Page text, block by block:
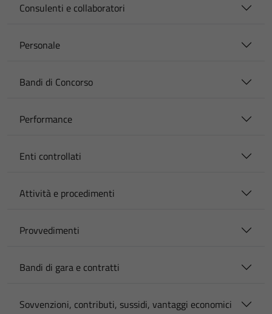
Consulenti e collaboratori
Personale
Bandi di Concorso
Performance
Enti controllati
Attività e procedimenti
Provvedimenti
Bandi di gara e contratti
Sovvenzioni, contributi, sussidi, vantaggi economici